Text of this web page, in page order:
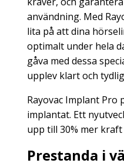
användning. Med
lita på att dina
optimalt under hela
gåva med dessa
upplev klart och
Rayovac Implant
implantat. Ett
upp till 30% mer
Prestanda i